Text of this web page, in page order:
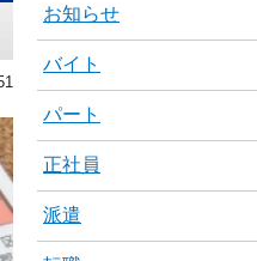
お知らせ
バイト
パート
正社員
派遣